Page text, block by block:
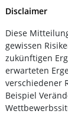
Disclaimer
Diese
gewissen
zukünftigen
erwarteten
verschiedener
Beispiel